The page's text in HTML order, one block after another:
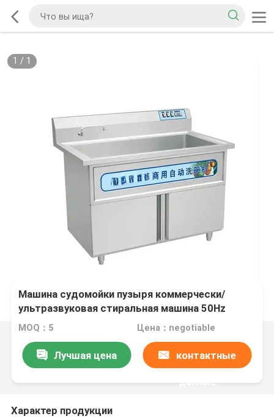
1 / 1
Машина судомойки пузыря коммерчески/
ультразвуковая стиральная машина 50Hz
блюда
MOQ：5 Цена：negotiable
Лучшая цена контактные
данные
Характер продукции